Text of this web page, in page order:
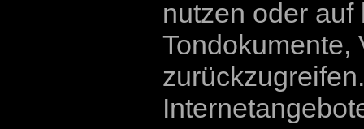
nutzen oder
Tondokumente,